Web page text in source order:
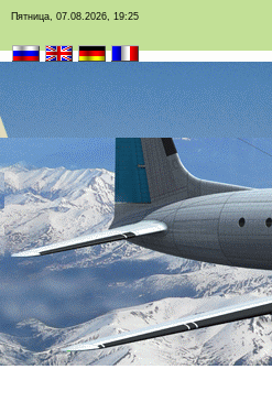
Пятница, 07.08.2026, 19:25